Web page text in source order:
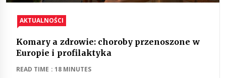
AKTUALNOŚCI
Komary a zdrowie: choroby przenoszone w
Europie i profilaktyka
READ TIME : 18 MINUTES